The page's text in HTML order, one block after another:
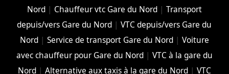
Nord| Chauffeur vtc Gare du Nord| Transport
depuis/vers Gare du Nord |VTC depuis/vers Gare du
Nord| Service de transport Gare du Nord| Voiture
avec chauffeur pour Gare du Nord| VTC à la gare du
Nord| Alternative aux taxis à la gare du Nord| VTC